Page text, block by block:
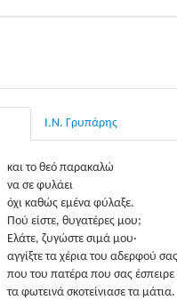
Ι.Ν. Γρυπάρης
Να ζεις ευτυχισμένος.
και το θεό παρακαλώ
να σε φυλάει
όχι καθώς εμένα φύλαξε.
Πού είστε, θυγατέρες μου;
Ελάτε, ζυγώστε σιμά μου·
αγγίξτε τα χέρια του αδερφού σας
που του πατέρα που σας έσπειρε
τα φωτεινά σκοτείνιασε τα μάτια.